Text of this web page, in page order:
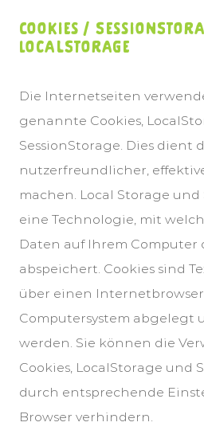
Cookies /
LocalStorage
Die Internetseiten
genannte Cookies,
SessionStorage. Dies dient
nutzerfreundlicher,
machen. Local Storage und
eine Technologie, mit
Daten auf Ihrem Computer
abspeichert. Cookies sind
über einen
Computersystem abgelegt
werden. Sie können die
Cookies, LocalStorage und
durch entsprechende
Browser verhindern.